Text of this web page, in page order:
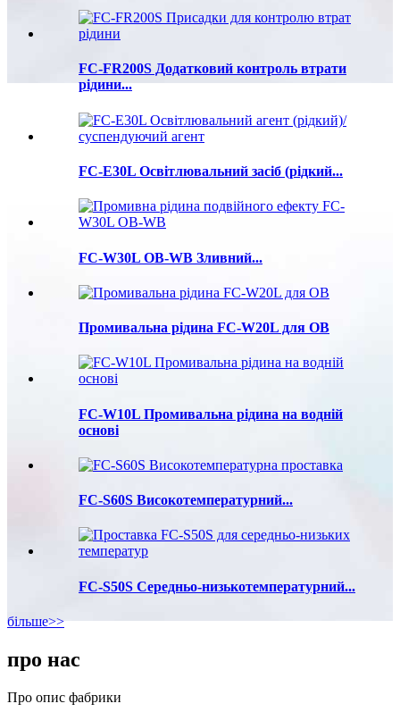
FC-FR200S Додатковий контроль втрати
рідини...
FC-E30L Освітлювальний засіб (рідкий...
FC-W30L OB-WB Зливний...
Промивальна рідина FC-W20L для OB
FC-W10L Промивальна рідина на водній
основі
FC-S60S Високотемпературний...
FC-S50S Середньо-низькотемпературний...
більше>>
про нас
Про опис фабрики